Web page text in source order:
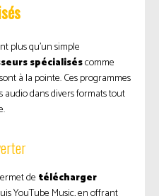
plus qu’un simple
spécialiséscomme
à la pointe. Ces programmes
dans divers formats tout
de télécharger